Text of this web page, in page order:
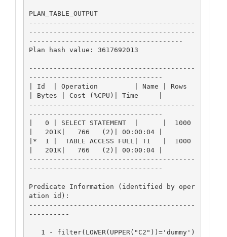
PLAN_TABLE_OUTPUT
-----------------------------------------
-----------------------------------------
--------------------------------------
Plan hash value: 3617692013
-----------------------------------------
---------------------------------
| Id  | Operation         | Name | Rows
| Bytes | Cost (%CPU)| Time     |
-----------------------------------------
---------------------------------
|   0 | SELECT STATEMENT  |      |  1000
|   201K|   766   (2)| 00:00:04 |
|*  1 |  TABLE ACCESS FULL| T1   |  1000
|   201K|   766   (2)| 00:00:04 |
-----------------------------------------
---------------------------------
Predicate Information (identified by oper
ation id):
-----------------------------------------
----------